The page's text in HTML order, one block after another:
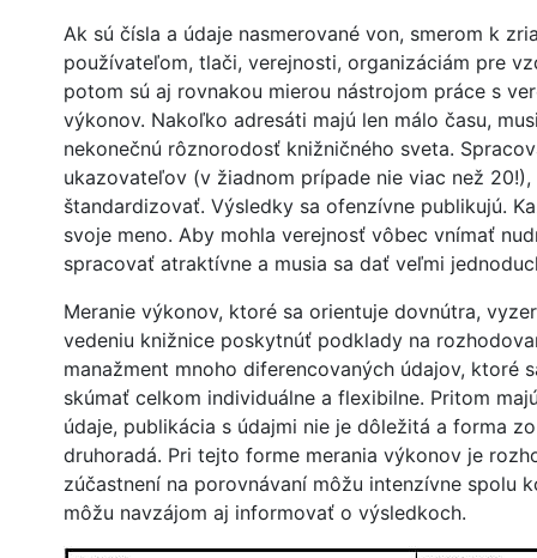
Ak sú čísla a údaje nasmerované von, smerom k
používateľom, tlači, verejnosti, organizáciám pre
potom sú aj rovnakou mierou nástrojom práce s
výkonov. Nakoľko adresáti majú len málo času,
nekonečnú rôznorodosť knižničného sveta.
ukazovateľov (v žiadnom prípade nie viac než
štandardizovať. Výsledky sa ofenzívne publikujú.
svoje meno. Aby mohla verejnosť vôbec vnímať
spracovať atraktívne a musia sa dať veľmi
Meranie výkonov, ktoré sa orientuje dovnútra,
vedeniu knižnice poskytnúť podklady na
manažment mnoho diferencovaných údajov, ktoré
skúmať celkom individuálne a flexibilne. Pritom
údaje, publikácia s údajmi nie je dôležitá a forma
druhoradá. Pri tejto forme merania výkonov je
zúčastnení na porovnávaní môžu intenzívne spolu
môžu navzájom aj informovať o výsledkoch.